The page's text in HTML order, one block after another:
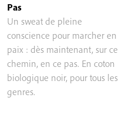
Pas
Un sweat de pleine
conscience pour marcher en
paix : dès maintenant, sur ce
chemin, en ce pas. En coton
biologique noir, pour tous les
genres.